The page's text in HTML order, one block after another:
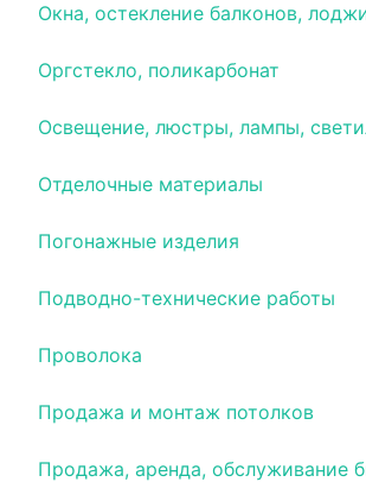
Окна, остекление балконов,
Оргстекло, поликарбонат
Освещение, люстры, лампы,
Отделочные материалы
Погонажные изделия
Подводно-технические работы
Проволока
Продажа и монтаж потолков
Продажа, аренда, обслуживание